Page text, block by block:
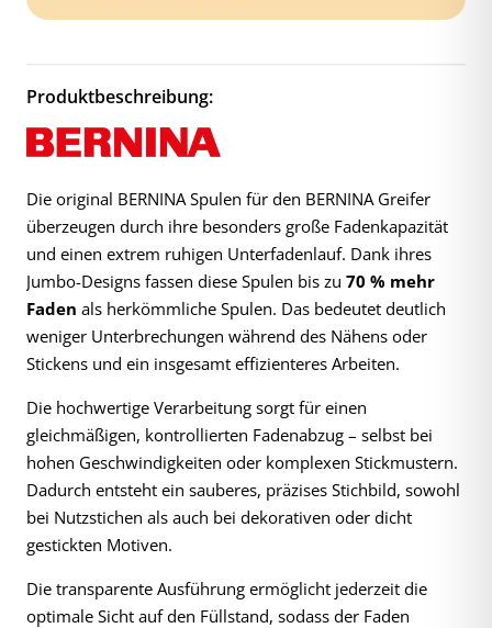
Produktbeschreibung:
Die original BERNINA Spulen für den BERNINA Greifer
überzeugen durch ihre besonders große Fadenkapazität
und einen extrem ruhigen Unterfadenlauf. Dank ihres
Jumbo-Designs fassen diese Spulen bis zu 70 % mehr
Faden als herkömmliche Spulen. Das bedeutet deutlich
weniger Unterbrechungen während des Nähens oder
Stickens und ein insgesamt effizienteres Arbeiten.
Die hochwertige Verarbeitung sorgt für einen
gleichmäßigen, kontrollierten Fadenabzug – selbst bei
hohen Geschwindigkeiten oder komplexen Stickmustern.
Dadurch entsteht ein sauberes, präzises Stichbild, sowohl
bei Nutzstichen als auch bei dekorativen oder dicht
gestickten Motiven.
Die transparente Ausführung ermöglicht jederzeit die
optimale Sicht auf den Füllstand, sodass der Faden